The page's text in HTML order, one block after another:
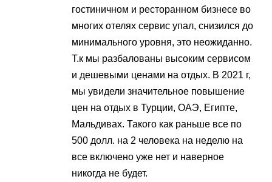
гостиничном и ресторанном бизнесе во
многих отелях сервис упал, снизился до
минимального уровня, это неожиданно.
Т.к мы разбалованы высоким сервисом
и дешевыми ценами на отдых. В 2021 г,
мы увидели значительное повышение
цен на отдых в Турции, ОАЭ, Египте,
Мальдивах. Такого как раньше все по
500 долл. на 2 человека на неделю на
все включено уже нет и наверное
никогда не будет.